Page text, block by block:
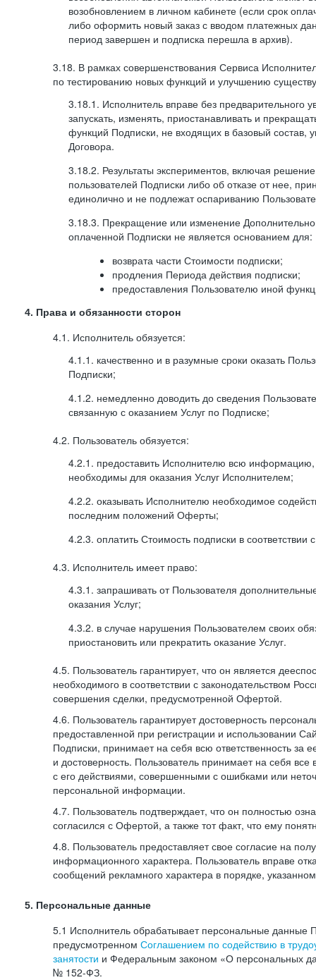
возобновлением в личном кабинете (если срок
либо оформить новый заказ с вводом платежных
период завершен и подписка перешла в архив).
3.18. В рамках совершенствования Сервиса
по тестированию новых функций и улучшению
3.18.1. Исполнитель вправе без предварительного
запускать, изменять, приостанавливать и
функций Подписки, не входящих в базовый состав,
Договора.
3.18.2. Результаты экспериментов, включая
пользователей Подписки либо об отказе от нее,
единолично и не подлежат оспариванию
3.18.3. Прекращение или изменение
оплаченной Подписки не является основанием для:
возврата части Стоимости подписки;
продления Периода действия подписки;
предоставления Пользователю иной
4. Права и обязанности сторон
4.1. Исполнитель обязуется:
4.1.1. качественно и в разумные сроки оказать
Подписки;
4.1.2. немедленно доводить до сведения
связанную с оказанием Услуг по Подписке;
4.2. Пользователь обязуется:
4.2.1. предоставить Исполнителю всю
необходимы для оказания Услуг Исполнителем;
4.2.2. оказывать Исполнителю необходимое
последним положений Оферты;
4.2.3. оплатить Стоимость подписки в
4.3. Исполнитель имеет право:
4.3.1. запрашивать от Пользователя
оказания Услуг;
4.3.2. в случае нарушения Пользователем своих
приостановить или прекратить оказание Услуг.
4.5. Пользователь гарантирует, что он является
необходимого в соответствии с законодательством
совершения сделки, предусмотренной Офертой.
4.6. Пользователь гарантирует достоверность
предоставленной при регистрации и использовании
Подписки, принимает на себя всю ответственность за
и достоверность. Пользователь принимает на себя
с его действиями, совершенными с ошибками или
персональной информации.
4.7. Пользователь подтверждает, что он полностью
согласился с Офертой, а также тот факт, что ему
4.8. Пользователь предоставляет свое согласие на
информационного характера. Пользователь вправе
сообщений рекламного характера в порядке,
5. Персональные данные
5.1 Исполнитель обрабатывает персональные данные
предусмотренном Соглашением по содействию в
занятости и Федеральным законом «О персональных
№ 152-ФЗ.